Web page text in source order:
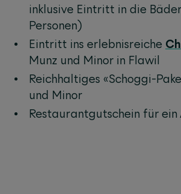
inklusive Eintritt in die
Personen)
Eintritt ins erlebnisreiche
Munz und Minor in Flawil
Reichhaltiges «Schoggi-
und Minor
Restaurantgutschein für ein